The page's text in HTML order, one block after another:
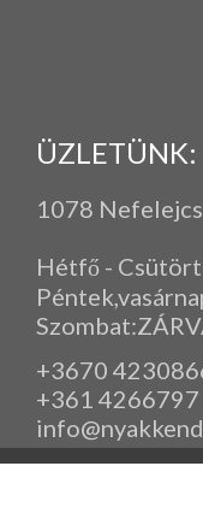
ÜZLETÜNK:
1078
Hétfő -
+3670
+361 4266797